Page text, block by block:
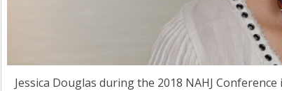
Jessica Douglas during the 2018 NAHJ